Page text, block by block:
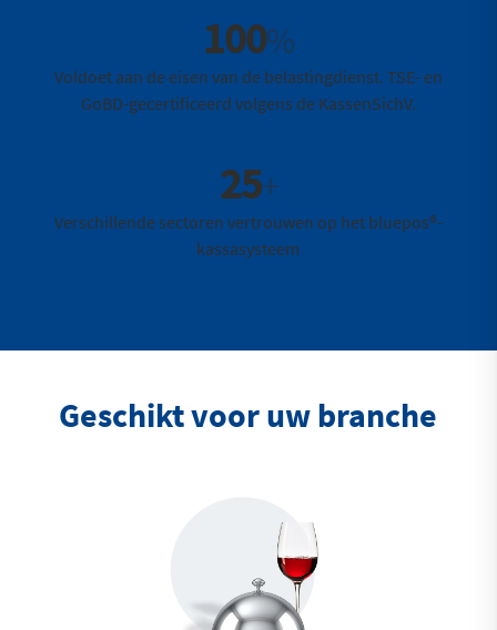
100%
Voldoet aan de eisen van de belastingdienst. TSE- en
GoBD-gecertificeerd volgens de KassenSichV.
25+
Verschillende sectoren vertrouwen op het bluepos®-
kassasysteem
Geschikt voor uw branche